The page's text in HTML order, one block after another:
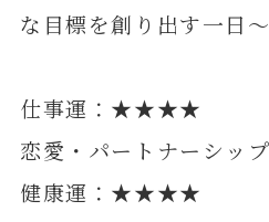
な目標を創り出す一日～
仕事運：★★★★
恋愛・パートナーシ
健康運：★★★★